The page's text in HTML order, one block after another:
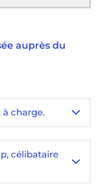
auprès du
charge.
célibataire